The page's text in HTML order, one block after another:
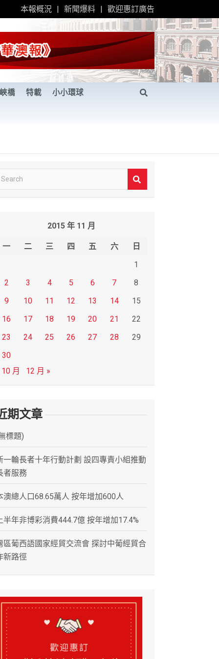
本報概況 新聞爆料 歡迎惠訂廣告
橋 特載 小小環球
2015 年 11 月
一 二 三 四 五 六
日
1
2
3 4 5 6 7
8
9
10 11 12 13 14
15
16
17 18 19 20 21
22
23
24 25 26 27 28
29
30
月
12 月 »
期文章
標題)
一輪長者十年行動計劃 設四專責小組推動
者服務
澳總人口68.65萬人 按年增加600人
半年非博彩消費444.7億 按年增加17.4%
區葡西語國家經貿交流會 探討中葡經貿合
新路徑